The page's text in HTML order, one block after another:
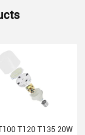
T120 T135 20W